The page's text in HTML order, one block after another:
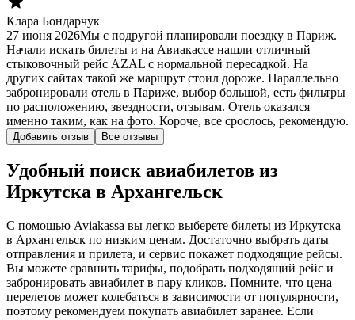
Клара Бондарчук
27 июня 2026Мы с подругой планировали поездку в Париж.
Начали искать билеты и на Авиакассе нашли отличный
стыковочный рейс AZAL с нормальной пересадкой. На
других сайтах такой же маршрут стоил дороже. Параллельно
забронировали отель в Париже, выбор большой, есть фильтры
по расположению, звездности, отзывам. Отель оказался
именно таким, как на фото. Короче, все срослось, рекомендую.
Добавить отзыв Все отзывы
Удобный поиск авиабилетов из
Иркутска в Архангельск
С помощью Aviakassa вы легко выберете билеты из Иркутска
в Архангельск по низким ценам. Достаточно выбрать даты
отправления и прилета, и сервис покажет подходящие рейсы.
Вы можете сравнить тарифы, подобрать подходящий рейс и
забронировать авиабилет в пару кликов. Помните, что цена
перелетов может колебаться в зависимости от популярности,
поэтому рекомендуем покупать авиабилет заранее. Если